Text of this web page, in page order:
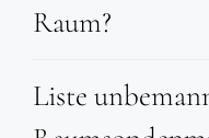
Raum?
Liste